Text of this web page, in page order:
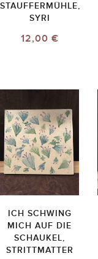
STAUFFERMÜHLE,
SYRI
12,00 €
ICH SCHWING
MICH AUF DIE
SCHAUKEL,
STRITTMATTER